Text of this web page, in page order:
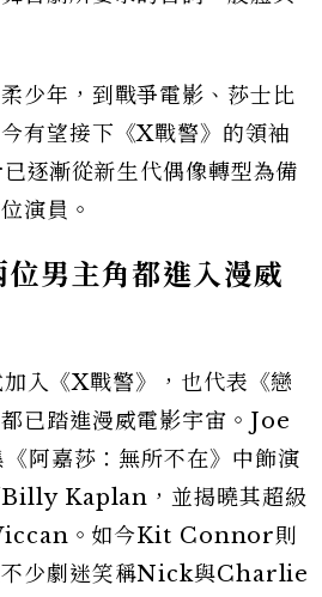
少年，到戰爭電影、莎士比
有望接下《X戰警》的領袖
漸從新生代偶像轉型為備
演員。
位男主角都進入漫威
入《X戰警》，也代表《戀
已踏進漫威電影宇宙。Joe
阿嘉莎：無所不在》中飾演
Kaplan，並揭曉其超級
。如今Kit Connor則
不少劇迷笑稱Nick與Charlie